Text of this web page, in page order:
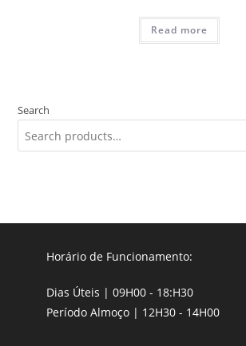
Read more
Search
Horário de Funcionamento:
Dias Úteis | 09H00 - 18:H30
Período Almoço | 12H30 - 14H00